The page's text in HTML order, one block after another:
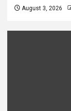
August 3, 2026